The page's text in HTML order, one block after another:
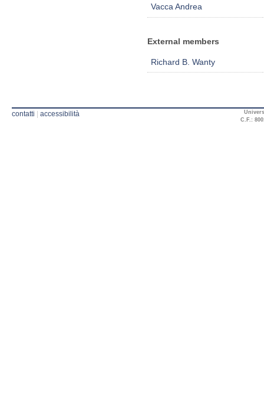
Vacca Andrea
External members
Richard B. Wanty
contatti | accessibilità
C.F.: